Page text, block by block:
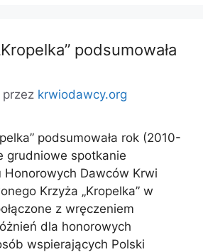
podsumowała
przez krwiodawcy.org
podsumowała rok (2010-
grudniowe spotkanie
Honorowych Dawców Krwi
Krzyża „Kropelka” w
z wręczeniem
dla honorowych
wspierających Polski